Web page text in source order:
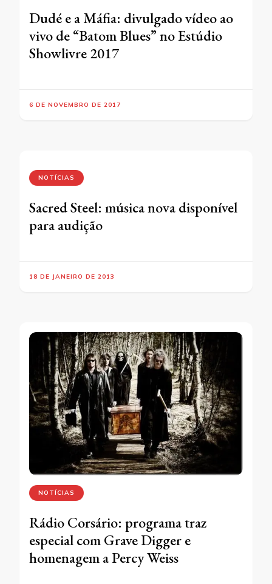
Dudé e a Máfia: divulgado vídeo ao
vivo de “Batom Blues” no Estúdio
Showlivre 2017
6 DE NOVEMBRO DE 2017
NOTÍCIAS
Sacred Steel: música nova disponível
para audição
18 DE JANEIRO DE 2013
NOTÍCIAS
Rádio Corsário: programa traz
especial com Grave Digger e
homenagem a Percy Weiss